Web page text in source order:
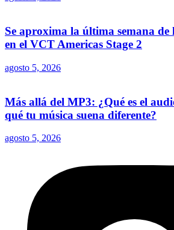
Se aproxima la última semana de
en el VCT Americas Stage 2
agosto 5, 2026
Más allá del MP3: ¿Qué es el
qué tu música suena diferente?
agosto 5, 2026